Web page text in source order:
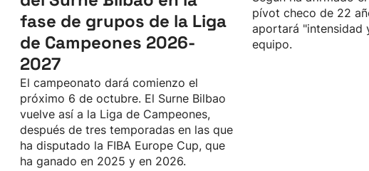
fase de grupos de la Liga
de Campeones 2026-
2027
El campeonato dará comienzo el
próximo 6 de octubre. El Surne Bilbao
vuelve así a la Liga de Campeones,
después de tres temporadas en las que
ha disputado la FIBA Europe Cup, que
ha ganado en 2025 y en 2026.
pívot checo de 22
aportará "intensidad
equipo.